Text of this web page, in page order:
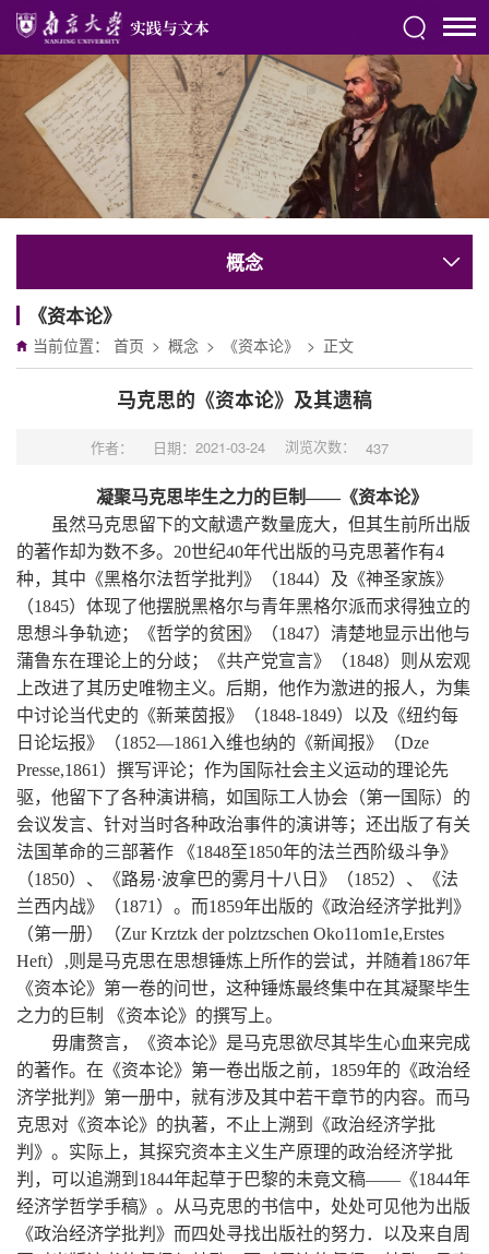
概念
《资本论》
当前位置： 首页 > 概念 > 《资本论》 > 正文
马克思的《资本论》及其遗稿
作者： 日期：2021-03-24 浏览次数： 437
凝聚马克思毕生之力的巨制——《资本论》
虽然马克思留下的文献遗产数量庞大，但其生前所出版
的著作却为数不多。20世纪40年代出版的马克思著作有4
种，其中《黑格尔法哲学批判》（1844）及《神圣家族》
（1845）体现了他摆脱黑格尔与青年黑格尔派而求得独立的
思想斗争轨迹；《哲学的贫困》（1847）清楚地显示出他与
蒲鲁东在理论上的分歧；《共产党宣言》（1848）则从宏观
上改进了其历史唯物主义。后期，他作为激进的报人，为集
中讨论当代史的《新莱茵报》（1848-1849）以及《纽约每
日论坛报》（1852—1861入维也纳的《新闻报》（Dze
Presse,1861）撰写评论；作为国际社会主义运动的理论先
驱，他留下了各种演讲稿，如国际工人协会（第一国际）的
会议发言、针对当时各种政治事件的演讲等；还出版了有关
法国革命的三部著作 《1848至1850年的法兰西阶级斗争》
（1850）、《路易·波拿巴的雾月十八日》（1852）、《法
兰西内战》（1871）。而1859年出版的《政治经济学批判》
（第一册）（Zur Krztzk der polztzschen Oko11om1e,Erstes
Heft）,则是马克思在思想锤炼上所作的尝试，并随着1867年
《资本论》第一卷的问世，这种锤炼最终集中在其凝聚毕生
之力的巨制 《资本论》的撰写上。
毋庸赘言，《资本论》是马克思欲尽其毕生心血来完成
的著作。在《资本论》第一卷出版之前，1859年的《政治经
济学批判》第一册中，就有涉及其中若干章节的内容。而马
克思对《资本论》的执著，不止上溯到《政治经济学批
判》。实际上，其探究资本主义生产原理的政治经济学批
判，可以追溯到1844年起草于巴黎的未竟文稿——《1844年
经济学哲学手稿》。从马克思的书信中，处处可见他为出版
《政治经济学批判》而四处寻找出版社的努力．以及来自周